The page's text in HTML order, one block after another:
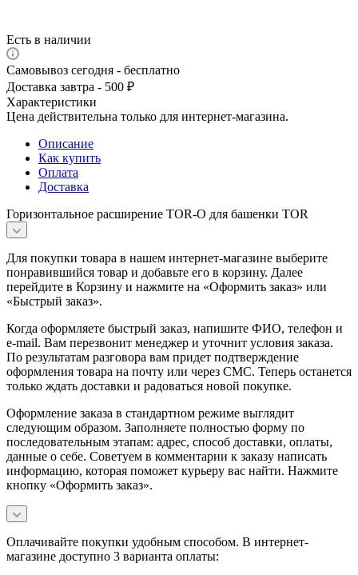
Есть в наличии
Самовывоз сегодня - бесплатно
Доставка завтра - 500 ₽
Характеристики
Цена действительна только для интернет-магазина.
Описание
Как купить
Оплата
Доставка
Горизонтальное расширение TOR-O для башенки TOR
Для покупки товара в нашем интернет-магазине выберите
понравившийся товар и добавьте его в корзину. Далее
перейдите в Корзину и нажмите на «Оформить заказ» или
«Быстрый заказ».
Когда оформляете быстрый заказ, напишите ФИО, телефон и
e-mail. Вам перезвонит менеджер и уточнит условия заказа.
По результатам разговора вам придет подтверждение
оформления товара на почту или через СМС. Теперь останется
только ждать доставки и радоваться новой покупке.
Оформление заказа в стандартном режиме выглядит
следующим образом. Заполняете полностью форму по
последовательным этапам: адрес, способ доставки, оплаты,
данные о себе. Советуем в комментарии к заказу написать
информацию, которая поможет курьеру вас найти. Нажмите
кнопку «Оформить заказ».
Оплачивайте покупки удобным способом. В интернет-
магазине доступно 3 варианта оплаты: